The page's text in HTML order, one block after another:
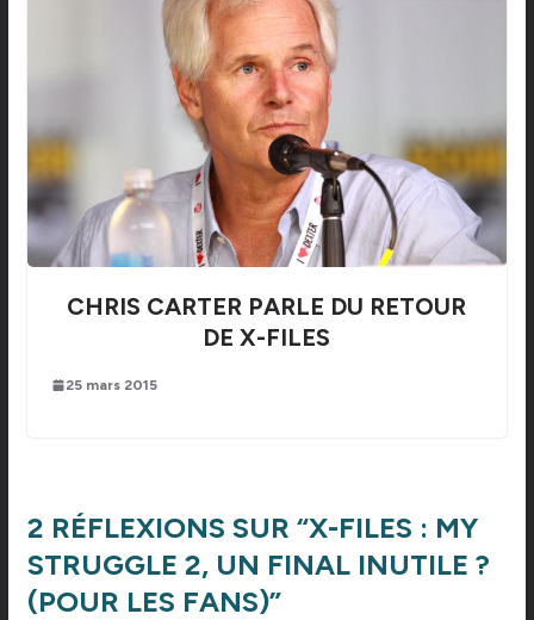
CHRIS CARTER PARLE DU RETOUR
DE X-FILES
25 mars 2015
2 RÉFLEXIONS SUR “X-FILES : MY
STRUGGLE 2, UN FINAL INUTILE ?
(POUR LES FANS)”